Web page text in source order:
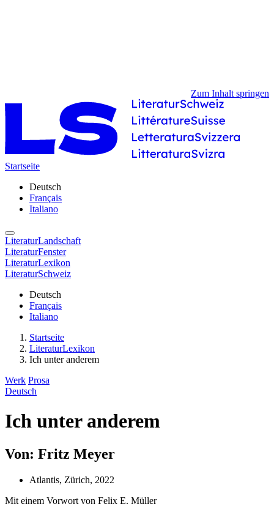
Zum Inhalt springen
Startseite
Deutsch
Français
Italiano
LiteraturLandschaft
LiteraturFenster
LiteraturLexikon
LiteraturSchweiz
Deutsch
Français
Italiano
Startseite
LiteraturLexikon
Ich unter anderem
Werk Prosa
Deutsch
Ich unter anderem
Von: Fritz Meyer
Atlantis, Zürich, 2022
Mit einem Vorwort von Felix E. Müller